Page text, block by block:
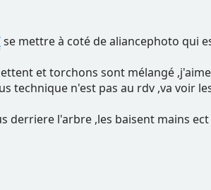
se mettre à coté de aliancephoto qui
et torchons sont mélangé
technique n'est pas au rdv ,va voir
derriere l'arbre ,les baisent mains ect